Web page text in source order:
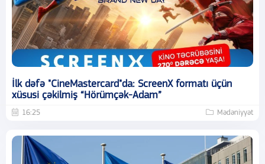
İlk dəfə "CineMastercard"da: ScreenX formatı üçün
xüsusi çəkilmiş “Hörümçək-Adam”
16:25 Mədəniyyət